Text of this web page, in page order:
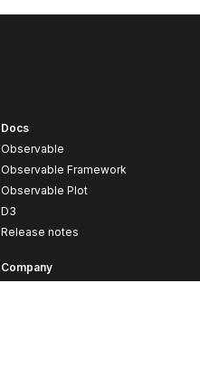
Docs
Observable
Observable Framework
Observable Plot
D3
Release notes
Company